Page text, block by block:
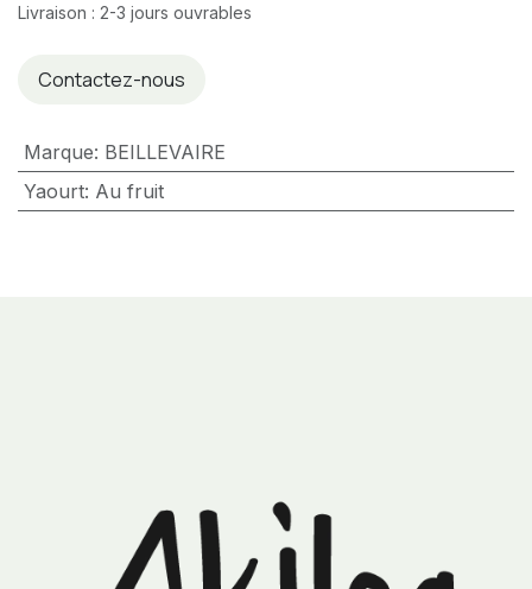
Livraison : 2-3 jours ouvrables
Contactez-nous
Marque: BEILLEVAIRE
Yaourt: Au fruit